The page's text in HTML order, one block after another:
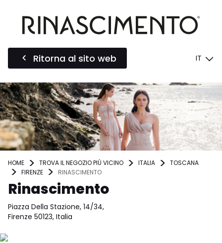
Ritorna al sito web IT
HOME TROVA IL NEGOZIO PIÙ VICINO ITALIA
TOSCANA
FIRENZE
RINASCIMENTO
Rinascimento
Piazza Della Stazione, 14/34,
Firenze 50123, Italia